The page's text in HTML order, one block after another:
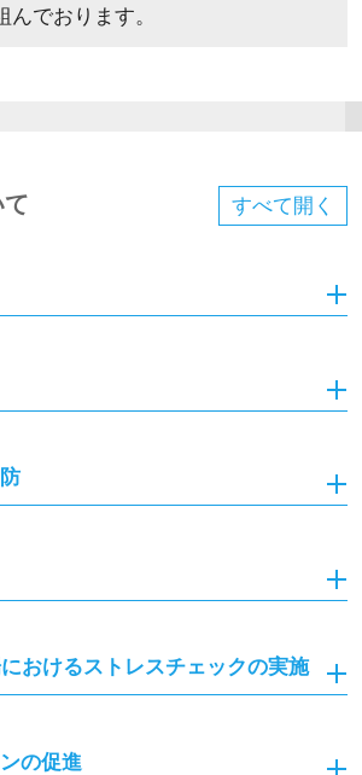
でおります。
すべて 開く
おけるストレスチェックの実施
の促進